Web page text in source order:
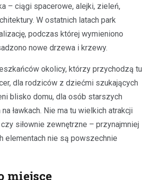
– ciągi spacerowe, alejki, zieleń,
W ostatnich latach park
podczas której wymieniono
nowe drzewa i krzewy.
okolicy, którzy przychodzą tu
dla rodziców z dziećmi szukających
blisko domu, dla osób starszych
ławkach. Nie ma tu wielkich atrakcji
siłownie zewnętrzne – przynajmniej
elementach nie są powszechnie
miejsce